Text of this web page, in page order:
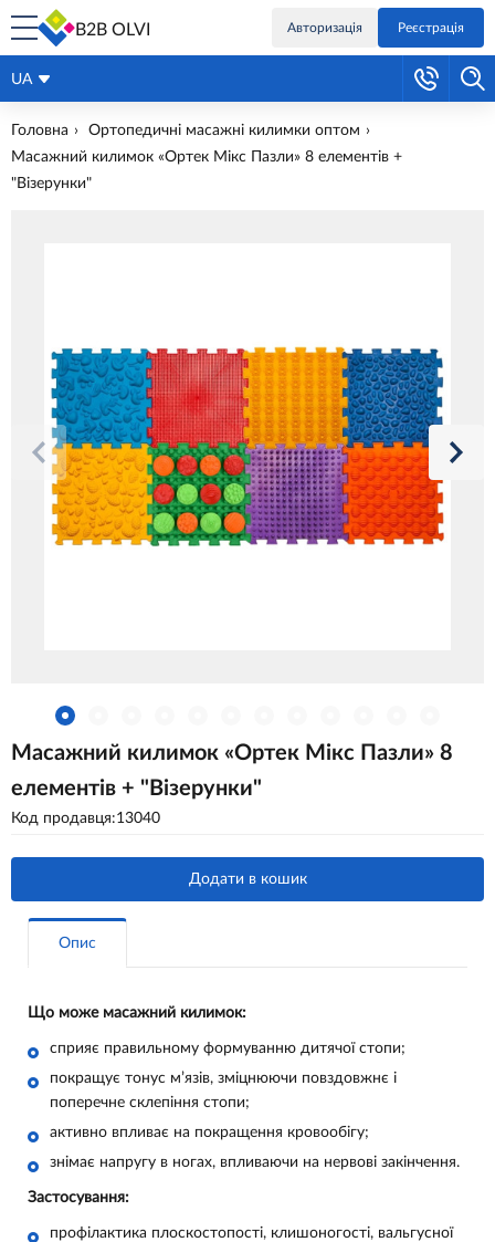
B2B OLVI Авторизація Реєстрація
UA
Головна
Ортопедичні масажні килимки оптом
Масажний килимок «Ортек Мікс Пазли» 8 елементів +
"Візерунки"
Масажний килимок «Ортек Мікс Пазли» 8
елементів + "Візерунки"
Код продавця:13040
Додати в кошик
Опис
Що може масажний килимок:
сприяє правильному формуванню дитячої стопи;
покращує тонус м’язів, зміцнюючи повздовжнє і
поперечне склепіння стопи;
активно впливає на покращення кровообігу;
знімає напругу в ногах, впливаючи на нервові закінчення.
Застосування:
профілактика плоскостопості, клишоногості, вальгусної